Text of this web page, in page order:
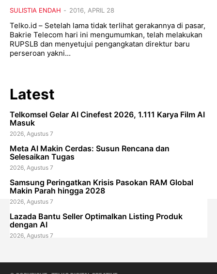
SULISTIA ENDAH - 2016, APRIL 28
Telko.id – Setelah lama tidak terlihat gerakannya di pasar,
Bakrie Telecom hari ini mengumumkan, telah melakukan
RUPSLB dan menyetujui pengangkatan direktur baru
perseroan yakni...
Latest
Telkomsel Gelar AI Cinefest 2026, 1.111 Karya Film AI
Masuk
2026, Agustus 7
Meta AI Makin Cerdas: Susun Rencana dan
Selesaikan Tugas
2026, Agustus 7
Samsung Peringatkan Krisis Pasokan RAM Global
Makin Parah hingga 2028
2026, Agustus 7
Lazada Bantu Seller Optimalkan Listing Produk
dengan AI
2026, Agustus 7